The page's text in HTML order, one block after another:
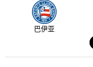
巴伊亚